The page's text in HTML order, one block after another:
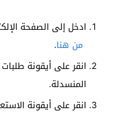
ادخل إلى الصفحة
من هنا.
انقر على أيقونة
المنسدلة.
انقر على أيقونة